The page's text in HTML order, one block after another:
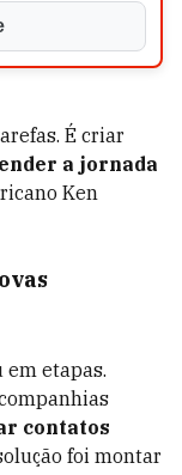
É criar
a jornada
Ken
em etapas.
contatos
foi montar